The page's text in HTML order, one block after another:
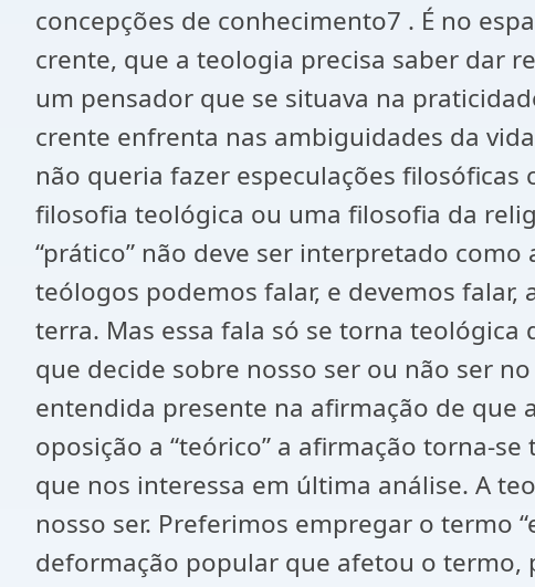
concepções de conhecimento7 . É no
crente, que a teologia precisa saber dar
um pensador que se situava na
crente enfrenta nas ambiguidades da
não queria fazer especulações
filosofia teológica ou uma filosofia da
“prático” não deve ser interpretado
teólogos podemos falar, e devemos
terra. Mas essa fala só se torna
que decide sobre nosso ser ou não ser
entendida presente na afirmação de que
oposição a “teórico” a afirmação torna-
que nos interessa em última análise. A
nosso ser. Preferimos empregar o termo
deformação popular que afetou o